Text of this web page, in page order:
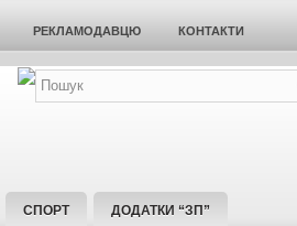
РЕКЛАМОДАВЦЮ КОНТАКТИ
СПОРТ ДОДАТКИ “ЗП”